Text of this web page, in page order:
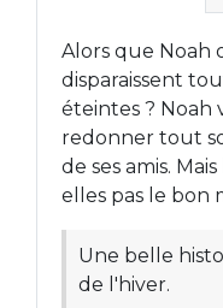
Alors que Noah
disparaissent
éteintes ? Noah
redonner tout
de ses amis.
elles pas le bon
Une belle
de l'hiver.